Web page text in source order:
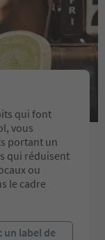
qui font
vous
portant un
qui réduisent
ou
le cadre
un label de